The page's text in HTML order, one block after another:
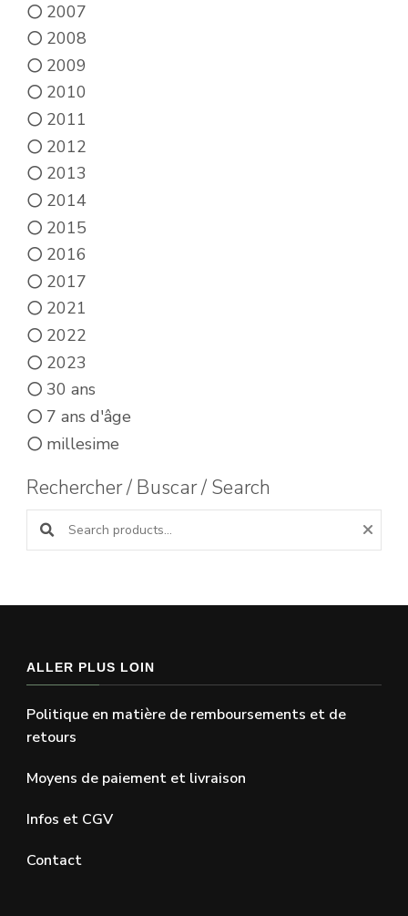
2007
2008
2009
2010
2011
2012
2013
2014
2015
2016
2017
2021
2022
2023
30 ans
7 ans d'âge
millesime
Rechercher / Buscar / Search
Search products:
ALLER PLUS LOIN
Politique en matière de remboursements et de
retours
Moyens de paiement et livraison
Infos et CGV
Contact